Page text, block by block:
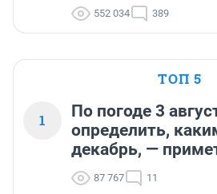
552 034 389
ТОП 5
1
По погоде 3
определить,
декабрь, —
87 767 11